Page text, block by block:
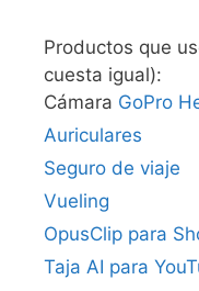
Productos que
cuesta igual):
Cámara GoPro
Auriculares
Seguro de viaje
Vueling
OpusClip para
Taja AI para